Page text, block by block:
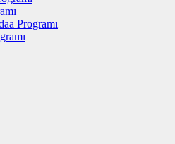
Programı